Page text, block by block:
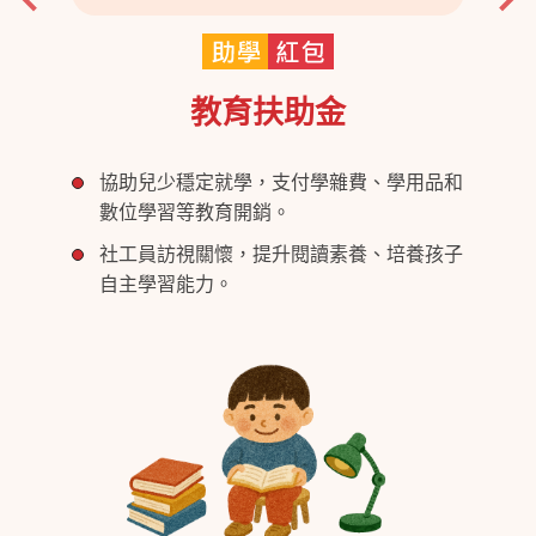
教育扶助金
協助兒少穩定就學，支付學雜費、學用品和
數位學習等教育開銷。
社工員訪視關懷，提升閱讀素養、培養孩子
自主學習能力。